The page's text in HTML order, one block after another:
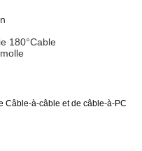
180°Cable
Câble-à-câble et de câble-à-PC